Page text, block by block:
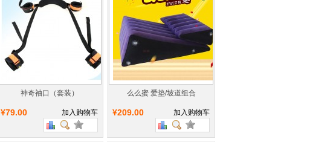
神奇袖口（套装）
¥79.00 加入购物车
么么蜜 爱垫/坡道组合
¥209.00 加入购物车